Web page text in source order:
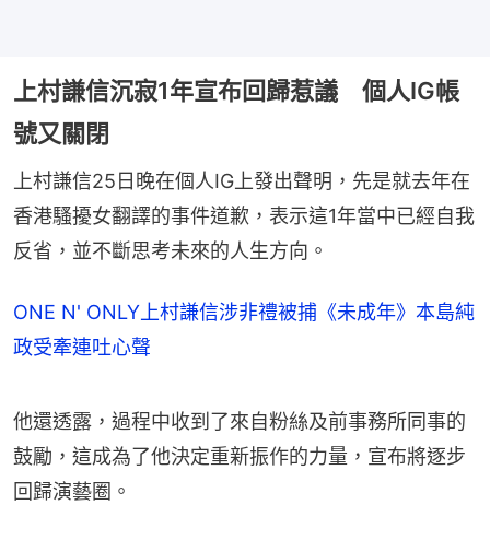
上村謙信沉寂1年宣布回歸惹議 個人IG帳
號又關閉
上村謙信25日晚在個人IG上發出聲明，先是就去年在
香港騷擾女翻譯的事件道歉，表示這1年當中已經自我
反省，並不斷思考未來的人生方向。
ONE N' ONLY上村謙信涉非禮被捕《未成年》本島純
政受牽連吐心聲
他還透露，過程中收到了來自粉絲及前事務所同事的
鼓勵，這成為了他決定重新振作的力量，宣布將逐步
回歸演藝圈。